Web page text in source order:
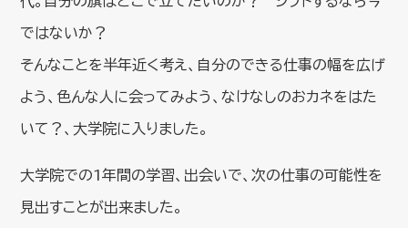
ではないか？
そんなことを半年近く考え、自分のできる仕事の幅を広げ
よう、色んな人に会ってみよう、なけなしのおカネをはた
いて？、大学院に入りました。
大学院での1年間の学習、出会いで、次の仕事の可能性を
見出すことが出来ました。